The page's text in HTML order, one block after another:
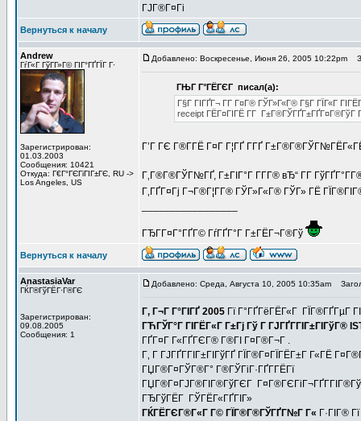
ГЈГ®Г¤Гі
Вернуться к началу
Andrew
ГѓГ«Г ГўГ­Г»Г© ГІГ°ГҐГЇГ Г·
Зарегистрирован:
01.03.2003
Сообщения: 10421
Откуда: Г€Г°ГЄГіГІГ±ГЄ, RU ->
Los Angeles, US
Добавлено: Воскресенье, Июня 26, 2005 10:22pm
ГЊГ Г°ГЁГЄГ писал(а):
Г§Г ГІГҐГ¬ Г­Г Г¤Г® ГЎГ»Г«Г® Г§Г ГЇГ«Г
receipt ГЁГ¤ГІГЁ Г­Г Г±Г®ГЎГҐГ±ГҐГ¤Г®ГўГ
Г’Г ГЄ Г®Г­ГЁ Г¤Г Г¦ГҐ Г­ГҐ
Г‚Г®Г®ГЎГ№ГҐ, Г±ГІГ°Г Г­Г­Г® вЂ“ Г­Г
Г‚ГҐГ¤Гј Г¬Г®Г¦Г­Г® ГЎГ»Г«Г® ГЎГ» ГЁ
ГЂГ­Г¤Г°ГҐГ© ГѓГҐГ°Г Г±ГЁГ¬Г®Гў
Вернуться к началу
AnastasiaVar
ГЌГ®ГўГЁГ·Г®ГЄ
Зарегистрирован:
09.08.2005
Сообщения: 1
Добавлено: Среда, Августа 10, 2005 10:35am
Г‚ Г¬Г Г°ГІГҐ 2005 Гї Г°ГҐГёГЁГ«Г ГЇГ®ГҐГµГ
ГЋГЎГ°Г ГІГЁГ«Г Г±Гј Гў Г ГЈГҐГ­ГІГ±ГІГўГ®
ГҐГ¤Г Г«ГҐГЄГ® Г®ГІ Г¤Г®Г¬Г .
Г‚ Г ГЈГҐГ­ГІГ±ГІГўГҐ ГЇГ®Г¤ГЇГЁГ±Г Г«ГЁ
ГЏГ®Г¤ГЎГ®Г° Г®ГЎГіГ·ГҐГ­ГЁГї
ГЏГ®Г¤ГЈГ®ГІГ®ГўГЄГ
ГЂГўГЁГ ГЎГЁГ«ГҐГІГ»
ГЌГЁГЄГ®Г«Г Г© ГЇГ®Г®ГЎГҐГ№Г Г« Г·ГІГ®